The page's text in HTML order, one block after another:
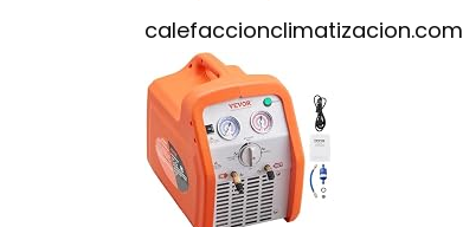
calefaccionclimatizacion.com